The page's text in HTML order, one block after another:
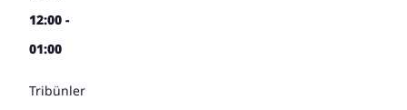
12:00 -
01:00
Tribünler